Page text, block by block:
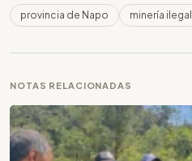
provincia de Napo minería ilegal
NOTAS RELACIONADAS